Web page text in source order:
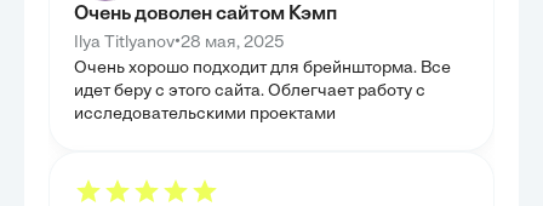
стратегии, но и подчеркнуть важность их
долгосрочного здоровья пациентов и повышения
безопасности стоматологических процедур.
Очень доволен сайтом Кэмп
Ilya Titlyanov•28 мая, 2025
Очень хорошо подходит для брейншторма. Все
идет беру с этого сайта. Облегчает работу с
исследовательскими проектами